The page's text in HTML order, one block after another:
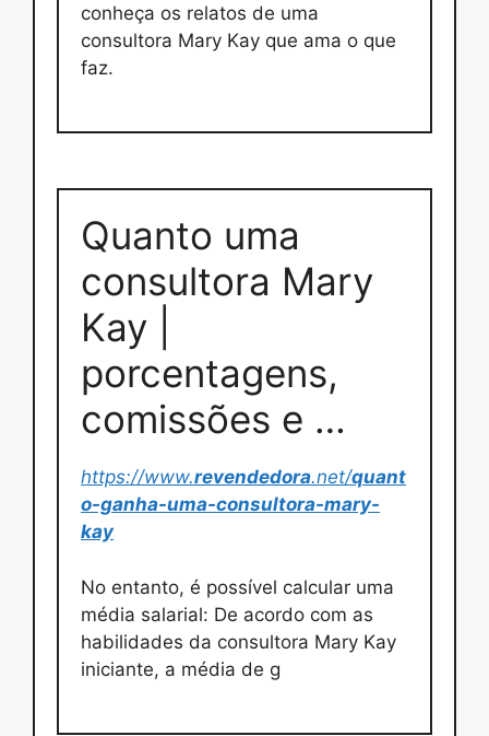
conheça os relatos de uma
consultora Mary Kay que ama o que
faz.
Quanto uma
consultora Mary
Kay |
porcentagens,
comissões e …
https://www.revendedora.net/quant
o-ganha-uma-consultora-mary-
kay
No entanto, é possível calcular uma
média salarial: De acordo com as
habilidades da consultora Mary Kay
iniciante, a média de g